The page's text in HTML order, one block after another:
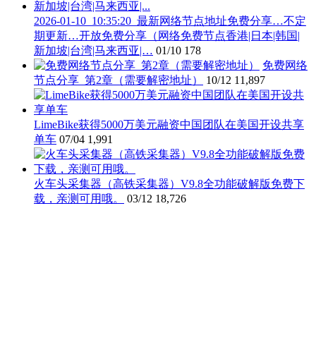
2026-01-10_10:35:20_最新网络节点地址免费分享…不定
期更新…开放免费分享（网络免费节点香港|日本|韩国|
新加坡|台湾|马来西亚|… 01/10 178
免费网络
节点分享_第2章（需要解密地址）
10/12 11,897
LimeBike获得5000万美元融资中国团队在美国开设共享
单车 07/04 1,991
火车头采集器（高铁采集器）V9.8全功能破解版免费下
载，亲测可用哦。
03/12 18,726